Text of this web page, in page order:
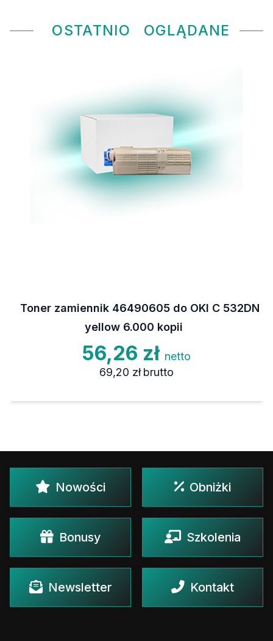
OSTATNIO OGLĄDANE
Toner zamiennik 46490605 do OKI C 532DN
yellow 6.000 kopii
56,26 zł netto
69,20 zł brutto
Nowości Obniżki
Bonusy Szkolenia
Newsletter Kontakt